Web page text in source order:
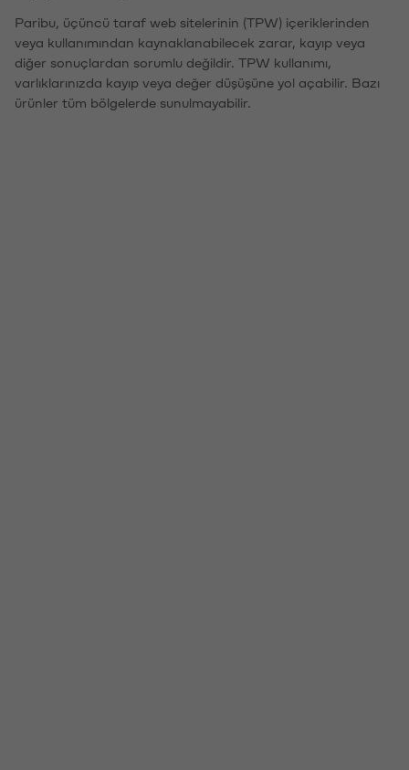
Paribu, üçüncü taraf web sitelerinin (TPW) içeriklerinden
veya kullanımından kaynaklanabilecek zarar, kayıp veya
diğer sonuçlardan sorumlu değildir. TPW kullanımı,
varlıklarınızda kayıp veya değer düşüşüne yol açabilir. Bazı
ürünler tüm bölgelerde sunulmayabilir.